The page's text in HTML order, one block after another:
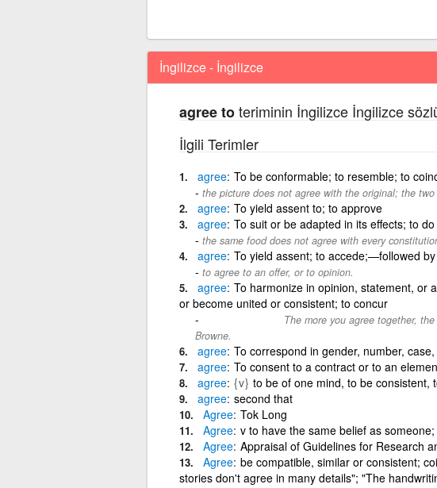
İngilizce - İngilizce
agree toteriminin İngilizce İngilizce
İlgili Terimler
agree To be conformable; to resemble; to
the picture does not agree with the original; the two
agree To yield assent to; to approve
agree To suit or be adapted in its effects; to do
the same food does not agree with every
agree To yield assent; to accede;—followed
to agree to an offer, or to opinion.
agree To harmonize in opinion, statement, or
or become united or consistent; to concur
The more you agree together,
Browne.
agree To correspond in gender, number,
agree To consent to a contract or to an
agree {v} to be of one mind, to be consistent,
agree second that
Agree Tok Long
Agree v to have the same belief as
Agree Appraisal of Guidelines for Research
Agree be compatible, similar or consistent;
stories don't agree in many details"; "The